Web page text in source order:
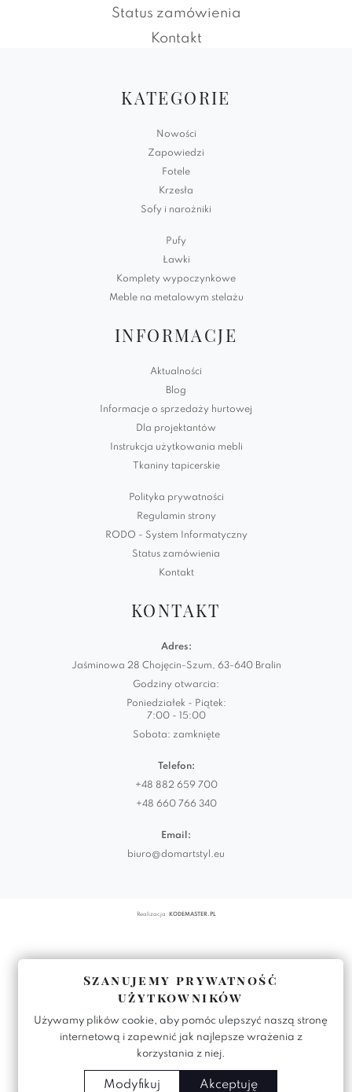
Status zamówienia
Kontakt
KATEGORIE
Nowości
Zapowiedzi
Fotele
Krzesła
Sofy i narożniki
Pufy
Ławki
Komplety wypoczynkowe
Meble na metalowym stelażu
INFORMACJE
Aktualności
Blog
Informacje o sprzedaży hurtowej
Dla projektantów
Instrukcja użytkowania mebli
Tkaniny tapicerskie
Polityka prywatności
Regulamin strony
RODO - System Informatyczny
Status zamówienia
Kontakt
KONTAKT
Adres:
Jaśminowa 28 Chojęcin-Szum, 63-640 Bralin
Godziny otwarcia:
Poniedziałek - Piątek:
7:00 - 15:00
Sobota: zamknięte
Telefon:
+48 882 659 700
+48 660 766 340
Email:
biuro@domartstyl.eu
Realizacja: KODEMASTER.PL
Szanujemy prywatność
użytkowników
Używamy plików cookie, aby pomóc ulepszyć naszą stronę
internetową i zapewnić jak najlepsze wrażenia z
korzystania z niej.
Modyfikuj Akceptuję